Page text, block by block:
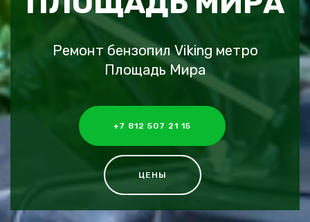
Ремонт бензопил Viking метро
Площадь Мира
+7 812 507 21 15
ЦЕНЫ